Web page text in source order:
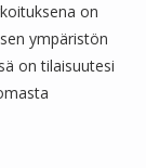
on
ympäristön
on tilaisuutesi